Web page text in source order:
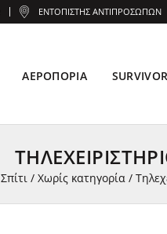
Σπίτι / Χωρίς κατηγορία /
ΑΕΡΟΠΟΡΊΑ
ΕΝΤΟΠΙΣΤΉΣ ΑΝΤΙΠΡΟΣΏΠΩΝ